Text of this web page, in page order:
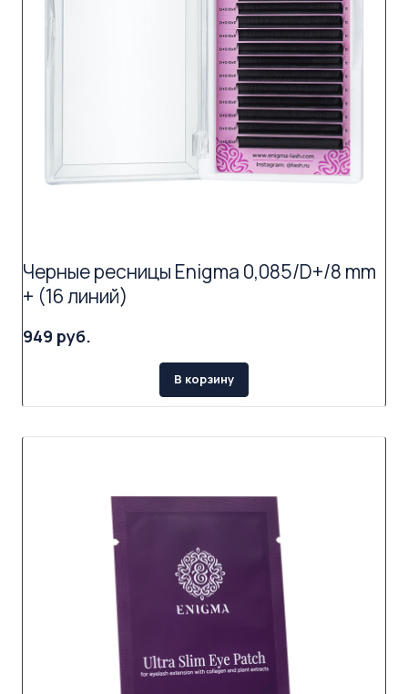
Черные ресницы Enigma 0,085/D+/8 mm
+ (16 линий)
949 руб.
В корзину